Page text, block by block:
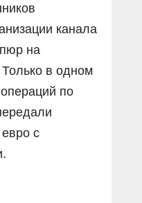
канала
на
в одном
по
с